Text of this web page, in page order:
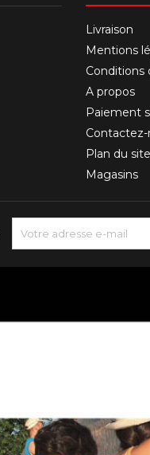
Livraison
Mentions
Conditions
A propos
Paiement
Plan du site
Magasins